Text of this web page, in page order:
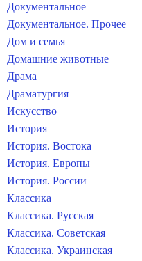
Документальное
Документальное. Прочее
Дом и семья
Домашние животные
Драма
Драматургия
Искусство
История
История. Востока
История. Европы
История. России
Классика
Классика. Русская
Классика. Советская
Классика. Украинская